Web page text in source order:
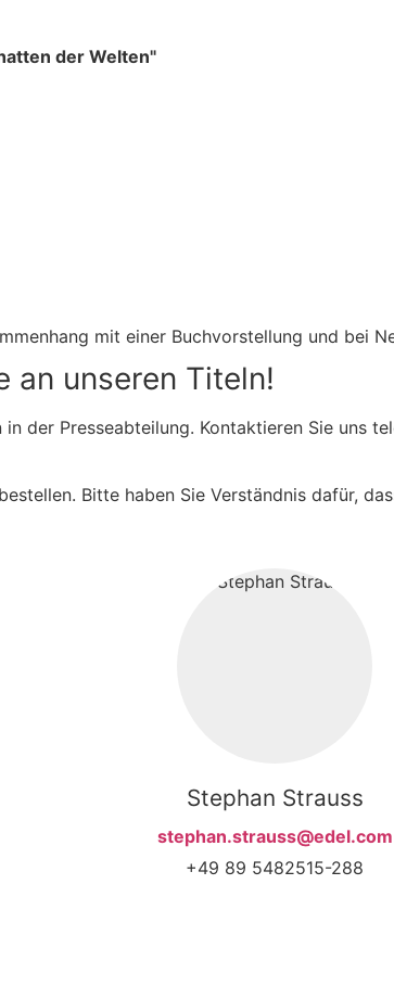
der Welten"
mit einer Buchvorstellung und bei
an unseren Titeln!
der Presseabteilung. Kontaktieren Sie uns
Bitte haben Sie Verständnis dafür,
Stephan Strauss
stephan.strauss@edel.com
+49 89 5482515-288